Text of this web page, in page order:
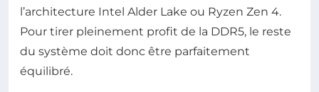
l’architecture Intel Alder Lake ou Ryzen Zen 4.
Pour tirer pleinement profit de la DDR5, le reste
du système doit donc être parfaitement
équilibré.